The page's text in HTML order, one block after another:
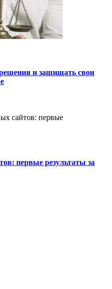
и защищать свои
первые результаты за